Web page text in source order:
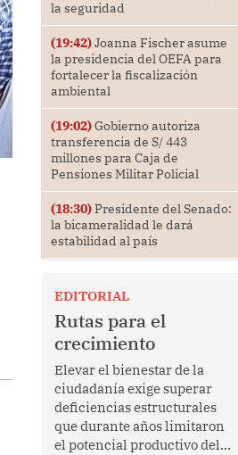
la seguridad
(19:42)Joanna Fischer asume
la presidencia del OEFA para
fortalecer la fiscalización
ambiental
(19:02)Gobierno autoriza
transferencia de S/ 443
millones para Caja de
Pensiones Militar Policial
(18:30)Presidente del Senado:
la bicameralidad le dará
estabilidad al país
EDITORIAL
Rutas para el
crecimiento
Elevar el bienestar de la
ciudadanía exige superar
deficiencias estructurales
que durante años limitaron
el potencial productivo del